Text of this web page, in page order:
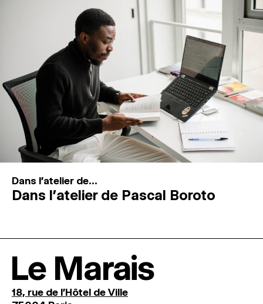
Dans l'atelier de...
Dans l’atelier de Pascal Boroto
Le Marais
18, rue de l'Hôtel de Ville